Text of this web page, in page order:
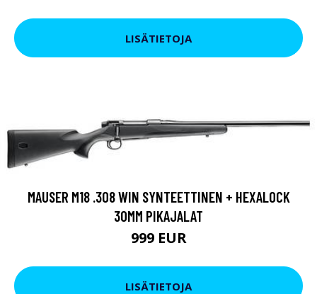
LISÄTIETOJA
MAUSER M18 .308 WIN SYNTEETTINEN + HEXALOCK
30MM PIKAJALAT
999 EUR
LISÄTIETOJA